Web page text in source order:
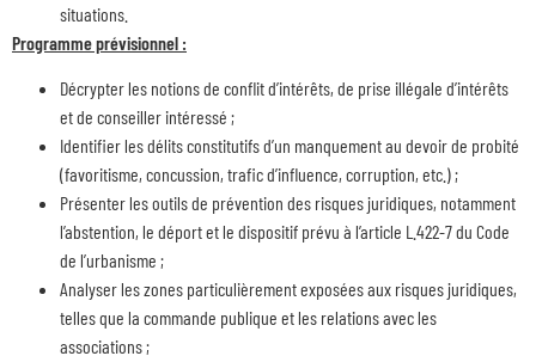
situations.
Programme prévisionnel :
Décrypter les notions de conflit d’intérêts, de prise illégale d’intérêts
et de conseiller intéressé ;
Identifier les délits constitutifs d’un manquement au devoir de probité
(favoritisme, concussion, trafic d’influence, corruption, etc.) ;
Présenter les outils de prévention des risques juridiques, notamment
l’abstention, le déport et le dispositif prévu à l’article L.422-7 du Code
de l’urbanisme ;
Analyser les zones particulièrement exposées aux risques juridiques,
telles que la commande publique et les relations avec les
associations ;